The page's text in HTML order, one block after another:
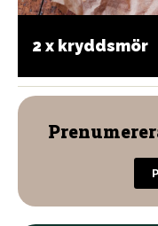
2 x kryddsmör